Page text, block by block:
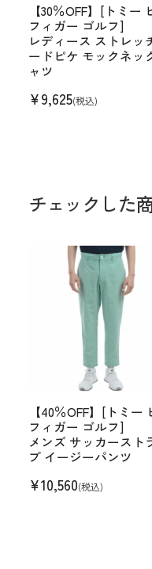
【30％OFF】[トミー
フィガー ゴルフ]
レディース ストレッ
ードピケ モックネッ
ャツ
¥9,625(税込)
チェックした
【40％OFF】[トミー
フィガー ゴルフ]
メンズ サッカースト
プ イージーパンツ
¥10,560(税込)